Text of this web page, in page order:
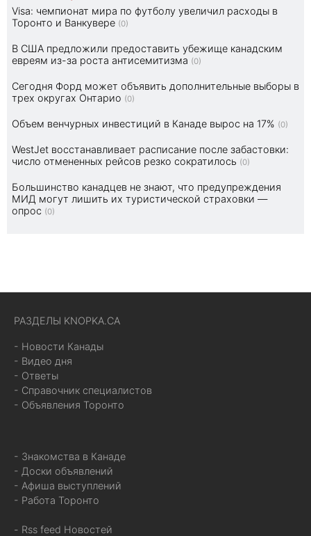
Visa: чемпионат мира по футболу увеличил расходы в
Торонто и Ванкувере (0)
В США предложили предоставить убежище канадским
евреям из-за роста антисемитизма (0)
Сегодня Форд может объявить дополнительные выборы в
трех округах Онтарио (0)
Объем венчурных инвестиций в Канаде вырос на 17% (0)
WestJet восстанавливает расписание после забастовки:
число отмененных рейсов резко сократилось (0)
Большинство канадцев не знают, что предупреждения
МИД могут лишить их туристической страховки —
опрос (0)
РАЗДЕЛЫ KNOPKA.CA
- Новости Канады
- Видео дня
- Ответы
- Справочник специалистов
- Объявления Торонто
- Знакомства в Канаде
- Доски объявлений
- Афиша выступлений
- Работа Торонто
- Rss feed Новостей